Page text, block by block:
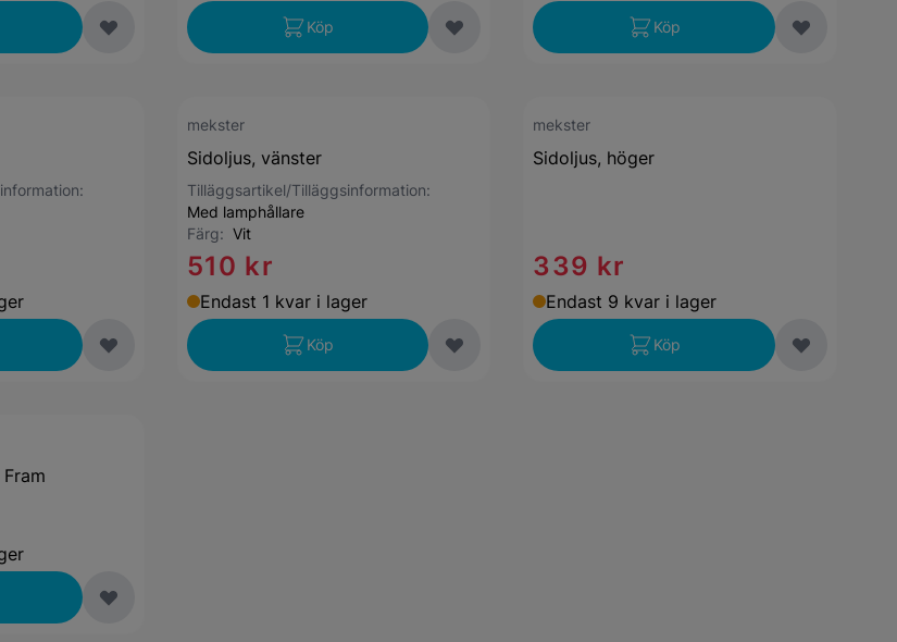
Köp Köp
mekster
Sidoljus, vänster
Tilläggsartikel/Tilläggsinformation:
Med lamphållare
Färg: Vit
510 kr
Endast 1 kvar i lager
Köp
mekster
Sidoljus, höger
339 kr
Endast 9 kvar i lager
Köp